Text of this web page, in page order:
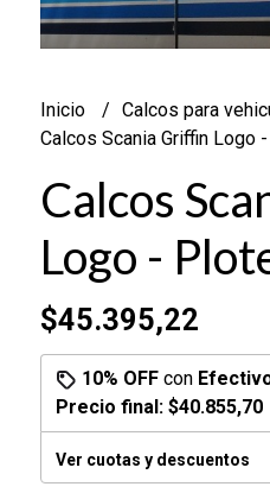
Inicio Calcos para
Calcos Scania Griffin Logo
Calcos
Logo -
$45.395,22
10% OFFcon
Precio final: $40.855,70
Ver cuotas y descuentos